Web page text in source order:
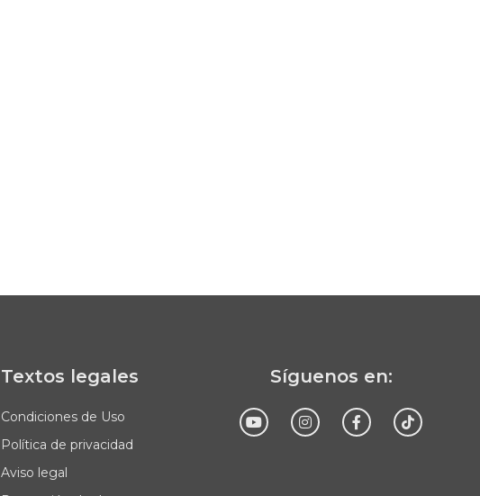
Textos legales
Condiciones de Uso
Política de privacidad
Aviso legal
Síguenos en: